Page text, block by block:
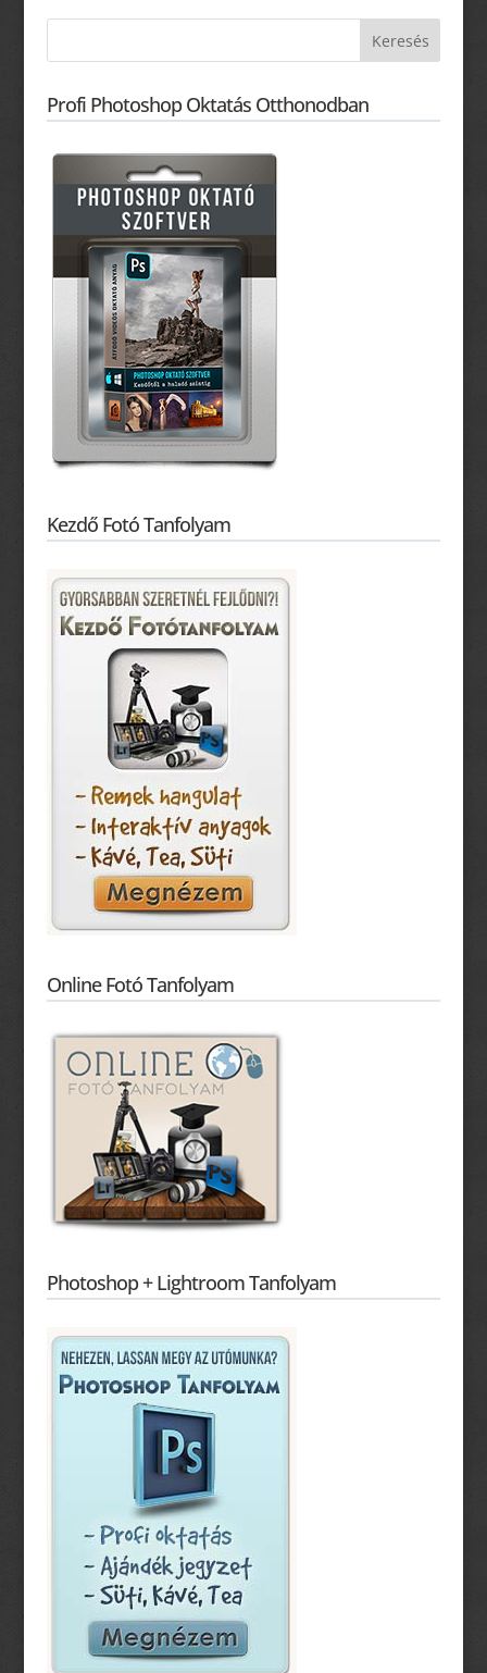
Profi Photoshop Oktatás Otthonodban
Kezdő Fotó Tanfolyam
Online Fotó Tanfolyam
Photoshop + Lightroom Tanfolyam